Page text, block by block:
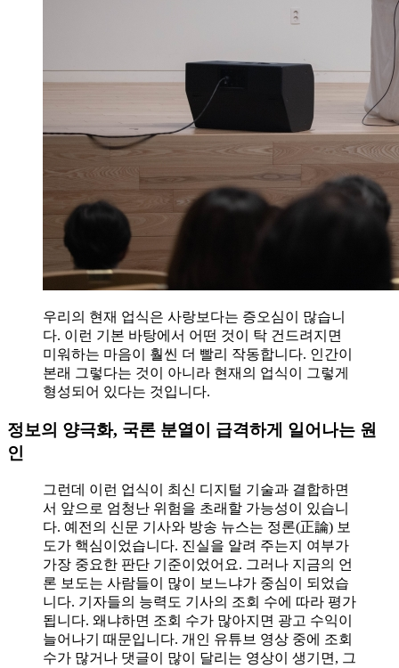
우리의 현재 업식은 사랑보다는 증오심이 많습니
다. 이런 기본 바탕에서 어떤 것이 탁 건드려지면
미워하는 마음이 훨씬 더 빨리 작동합니다. 인간이
본래 그렇다는 것이 아니라 현재의 업식이 그렇게
형성되어 있다는 것입니다.
정보의 양극화, 국론 분열이 급격하게 일어나는 원
인
그런데 이런 업식이 최신 디지털 기술과 결합하면
서 앞으로 엄청난 위험을 초래할 가능성이 있습니
다. 예전의 신문 기사와 방송 뉴스는 정론(正論) 보
도가 핵심이었습니다. 진실을 알려 주는지 여부가
가장 중요한 판단 기준이었어요. 그러나 지금의 언
론 보도는 사람들이 많이 보느냐가 중심이 되었습
니다. 기자들의 능력도 기사의 조회 수에 따라 평가
됩니다. 왜냐하면 조회 수가 많아지면 광고 수익이
늘어나기 때문입니다. 개인 유튜브 영상 중에 조회
수가 많거나 댓글이 많이 달리는 영상이 생기면, 그